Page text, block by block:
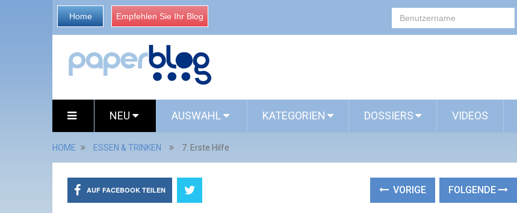
Home Empfehlen Sie Ihr Blog
NEU AUSWAHL KATEGORIEN DOSSIERS VIDEOS
HOME ESSEN & TRINKEN 7. Erste Hilfe
AUF FACEBOOK TEILEN VORIGE FOLGENDE